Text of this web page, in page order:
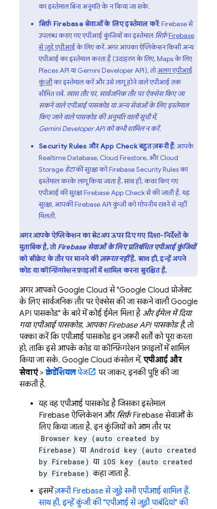
का इस्तेमाल बिना अनुमति के न किया जा सके.
सिर्फ़ Firebase सेवाओं के लिए इस्तेमाल करें: Firebase से
उपलब्ध कराए गए एपीआई कुंजियों का इस्तेमालसिर्फ़Firebase
से जुड़े एपीआईके लिए करें. अगर आपका ऐप्लिकेशन किसी अन्य
एपीआई का इस्तेमाल करता है (उदाहरण के लिए, Maps के लिए
Places API याGemini Developer API), तोअलग एपीआई
कुंजीका इस्तेमाल करें और उसे लागू होने वाले एपीआई तक
सीमित रखें. खास तौर पर, सार्वजनिक तौर पर ऐक्सेस किए जा
सकने वाले एपीआई पासकोड या अन्य सेवाओं के लिए इस्तेमाल
किए जाने वाले पासकोड की अनुमति वाली सूची में,
Gemini Developer APIको कभी शामिल न करें.
Security Rules औरApp Checkबहुत ज़रूरी हैं: आपके
Realtime Database, Cloud Firestore, औरCloud
Storage डेटाकी सुरक्षा कोFirebase Security Rulesका
इस्तेमाल करके लागू किया जाता है. साथ ही, कवर किए गए
एपीआई की सुरक्षाFirebase App Checkसे की जाती है. यह
सुरक्षा, आपकी Firebase API कुंजी को गोपनीय रखने से नहीं
मिलती.
अगर आपके ऐप्लिकेशन का सेटअप ऊपर दिए गए दिशा-निर्देशों के
मुताबिक है, तो Firebase सेवाओं के लिए प्रतिबंधित एपीआई कुंजियों
को सीक्रेट के तौर पर मानने कीज़रूरत नहींहै. साथ ही, इन्हें अपने
कोड या कॉन्फ़िगरेशन फ़ाइलों में शामिल करना सुरक्षित है.
अगर आपकोGoogle Cloud से "Google Cloud प्रोजेक्ट
के लिए सार्वजनिक तौर पर ऐक्सेस की जा सकने वाली Google
API पासकोड" के बारे में कोई ईमेल मिला है और ईमेल में दिया
गया एपीआई पासकोड, आपका Firebase API पासकोड है, तो
पक्का करें कि एपीआई पासकोड इन ज़रूरी शर्तों को पूरा करता
हो, ताकि इसे आपके कोड या कॉन्फ़िगरेशन फ़ाइलों में शामिल
किया जा सके. Google Cloud कंसोल में, एपीआई और
सेवाएं>क्रेडेंशियलपेज
पर जाकर, इनकी पुष्टि की जा
सकती है.
यह वह एपीआई पासकोड है जिसका इस्तेमाल
Firebase ऐप्लिकेशन और सिर्फ़Firebase सेवाओं के
लिए किया जाता है. इन कुंजियों को आम तौर पर
Browser key (auto created by
Firebase) या Android key (auto created
by Firebase) या iOS key (auto created
by Firebase) कहा जाता है.
इसमेंज़रूरी Firebase से जुड़े सभी एपीआई शामिल हैं.
साथ ही, इन्हें कुंजी की "एपीआई से जुड़ी पाबंदियां" की